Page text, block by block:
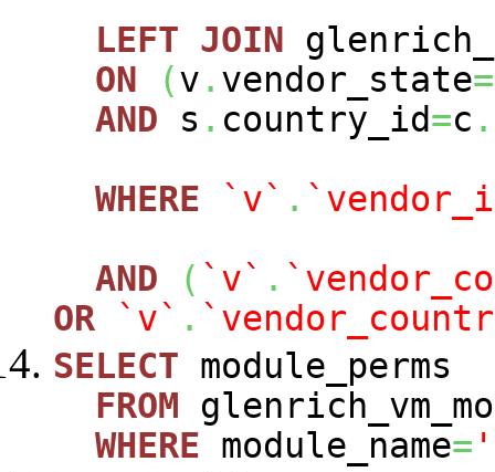
LEFT JOIN
ON
(v . vendor_state=
AND s . country_id=c .
WHERE
`v` .
AND
( `v` .
OR
`v` .
SELECT module_perms
FROM
WHERE module_name=